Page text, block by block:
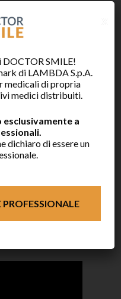
DOCTOR SMILE!
di LAMBDA S.p.A.
medicali di propria
medici distribuiti.
a
dichiaro di essere un